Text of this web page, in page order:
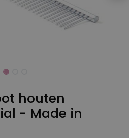
houten
- Made in